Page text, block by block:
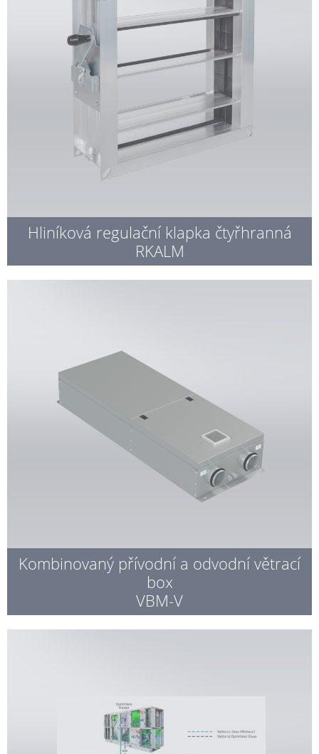
Hliníková regulační klapka čtyřhranná
RKALM
Kombinovaný přívodní a odvodní větrací
box
VBM-V